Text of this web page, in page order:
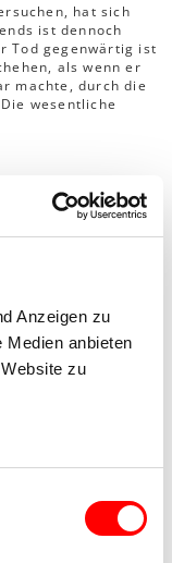
Anzeigen zu
Medien anbieten
zu
hat sich
ist dennoch
Tod gegenwärtig ist
als wenn er
machte, durch die
wesentliche